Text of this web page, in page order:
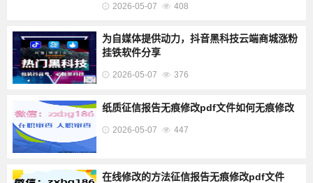
2026-05-07 408
为自媒体提供动力，抖音黑科技云端商城涨粉
挂铁软件分享
2026-05-07 376
纸质征信报告无痕修改pdf文件如何无痕修改
2026-05-07 447
在线修改的方法征信报告无痕修改pdf文件